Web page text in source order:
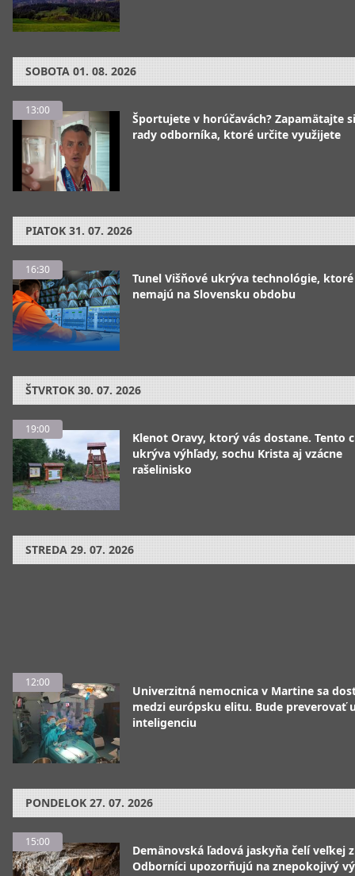
SOBOTA 01. 08. 2026
13:00
Športujete v horúčavách? Zapamätajte
rady odborníka, ktoré určite využijete
PIATOK 31. 07. 2026
16:30
Tunel Višňové ukrýva technológie, ktoré
nemajú na Slovensku obdobu
ŠTVRTOK 30. 07. 2026
19:00
Klenot Oravy, ktorý vás dostane. Tento
ukrýva výhľady, sochu Krista aj vzácne
rašelinisko
STREDA 29. 07. 2026
12:00
Univerzitná nemocnica v Martine sa
medzi európsku elitu. Bude preverovať
inteligenciu
PONDELOK 27. 07. 2026
15:00
Demänovská ľadová jaskyňa čelí veľkej
Odborníci upozorňujú na znepokojivý